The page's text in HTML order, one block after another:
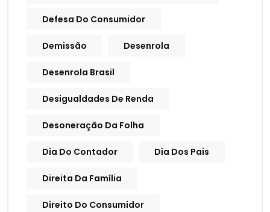
Defesa Do Consumidor
Demissão Desenrola
Desenrola Brasil
Desigualdades De Renda
Desoneração Da Folha
Dia Do Contador Dia Dos Pais
Direita Da Família
Direito Do Consumidor